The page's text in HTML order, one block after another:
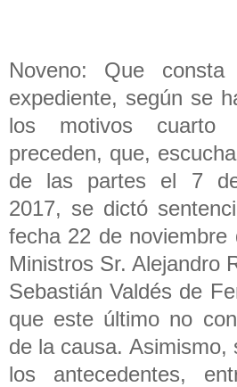
Noveno: Que
expediente, según se
los motivos
preceden, que,
de las partes el 7
2017, se dictó
fecha 22 de noviembre
Ministros Sr. Alejandro
Sebastián Valdés de
que este último no
de la causa. Asimismo,
los antecedentes,